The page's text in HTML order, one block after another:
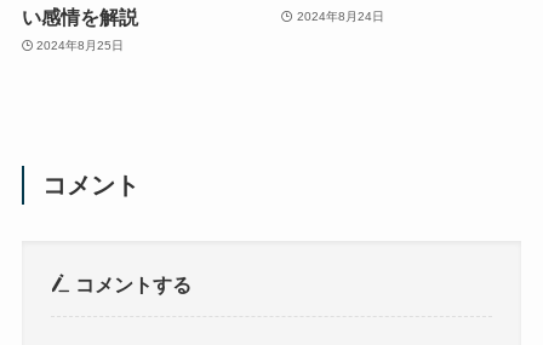
い感情を解説
2024年8月25日
2024年8月24日
コメント
コメントする